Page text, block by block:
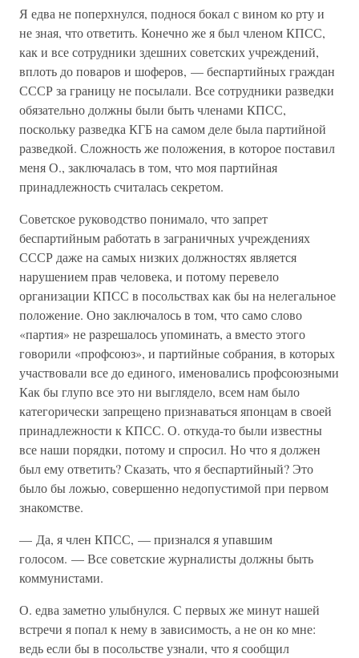
Я едва не поперхнулся, поднося бокал с вином ко рту и
не зная, что ответить. Конечно же я был членом КПСС,
как и все сотрудники здешних советских учреждений,
вплоть до поваров и шоферов, — беспартийных граждан
СССР за границу не посылали. Все сотрудники разведки
обязательно должны были быть членами КПСС,
поскольку разведка КГБ на самом деле была партийной
разведкой. Сложность же положения, в которое поставил
меня О., заключалась в том, что моя партийная
принадлежность считалась секретом.
Советское руководство понимало, что запрет
беспартийным работать в заграничных учреждениях
СССР даже на самых низких должностях является
нарушением прав человека, и потому перевело
организации КПСС в посольствах как бы на нелегальное
положение. Оно заключалось в том, что само слово
«партия» не разрешалось упоминать, а вместо этого
говорили «профсоюз», и партийные собрания, в которых
участвовали все до единого, именовались профсоюзными
Как бы глупо все это ни выглядело, всем нам было
категорически запрещено признаваться японцам в своей
принадлежности к КПСС. О. откуда-то были известны
все наши порядки, потому и спросил. Но что я должен
был ему ответить? Сказать, что я беспартийный? Это
было бы ложью, совершенно недопустимой при первом
знакомстве.
— Да, я член КПСС, — признался я упавшим
голосом. — Все советские журналисты должны быть
коммунистами.
О. едва заметно улыбнулся. С первых же минут нашей
встречи я попал к нему в зависимость, а не он ко мне:
ведь если бы в посольстве узнали, что я сообщил